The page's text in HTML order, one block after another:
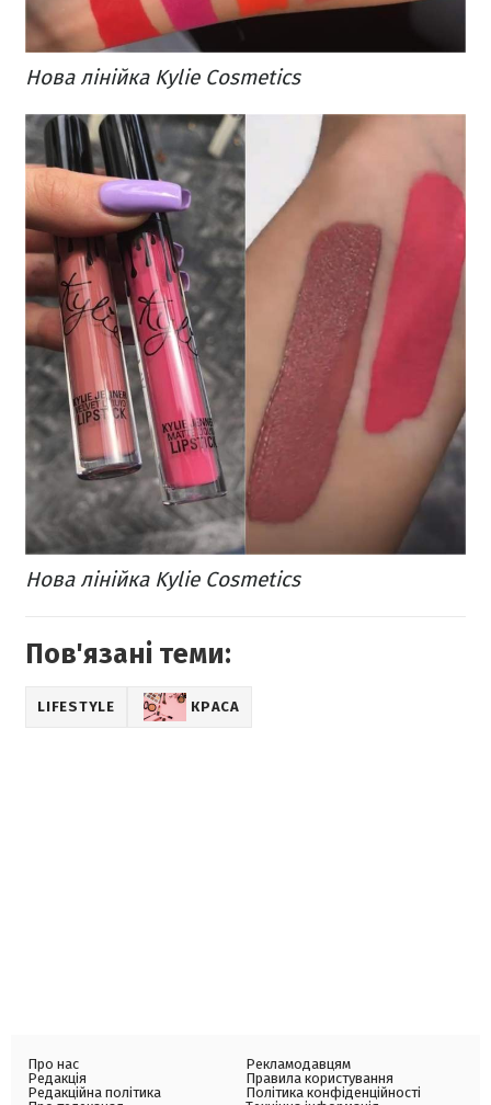
Нова лінійка Kylie Cosmetics
Нова лінійка Kylie Cosmetics
Пов'язані теми:
LIFESTYLE КРАСА
Про нас
Редакція
Редакційна політика
Рекламодавцям
Правила користування
Політика конфіденційності